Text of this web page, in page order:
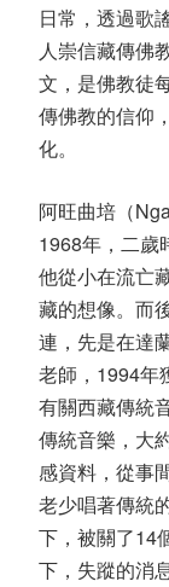
日常，透過歌
人崇信藏傳佛
文，是佛教徒
傳佛教的信仰
化。
阿旺曲培（
1968年，二歲
他從小在流亡
藏的想像。而
連，先是在達
老師，1994年
有關西藏傳統
傳統音樂，大
感資料，從事
老少唱著傳統
下，被關了14
下，失蹤的消